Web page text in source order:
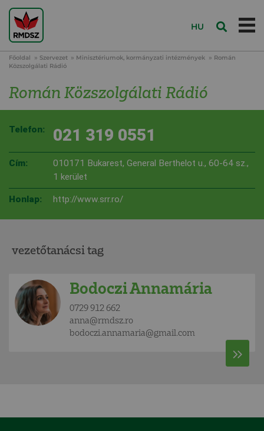
HU
Főoldal Szervezet Minisztériumok, kormányzati intézmények
Román
Közszolgálati Rádió
Román Közszolgálati Rádió
Telefon: 021 319 0551
Cím:
010171 Bukarest, General Berthelot u., 60-64 sz.,
1 kerület
Honlap: http://www.srr.ro/
vezetőtanácsi tag
Bodoczi Annamária
0729 912 662
anna@rmdsz.ro
bodoczi.annamaria@gmail.com